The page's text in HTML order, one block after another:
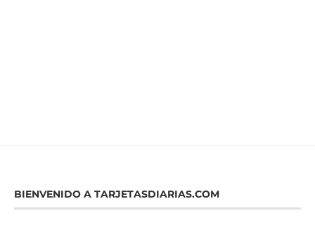
BIENVENIDO A TARJETASDIARIAS.COM